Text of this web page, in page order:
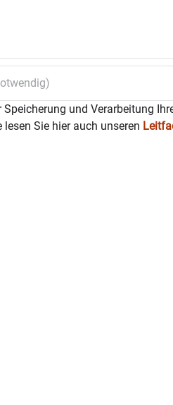
und Verarbeitung
lesen Sie hier auch unseren